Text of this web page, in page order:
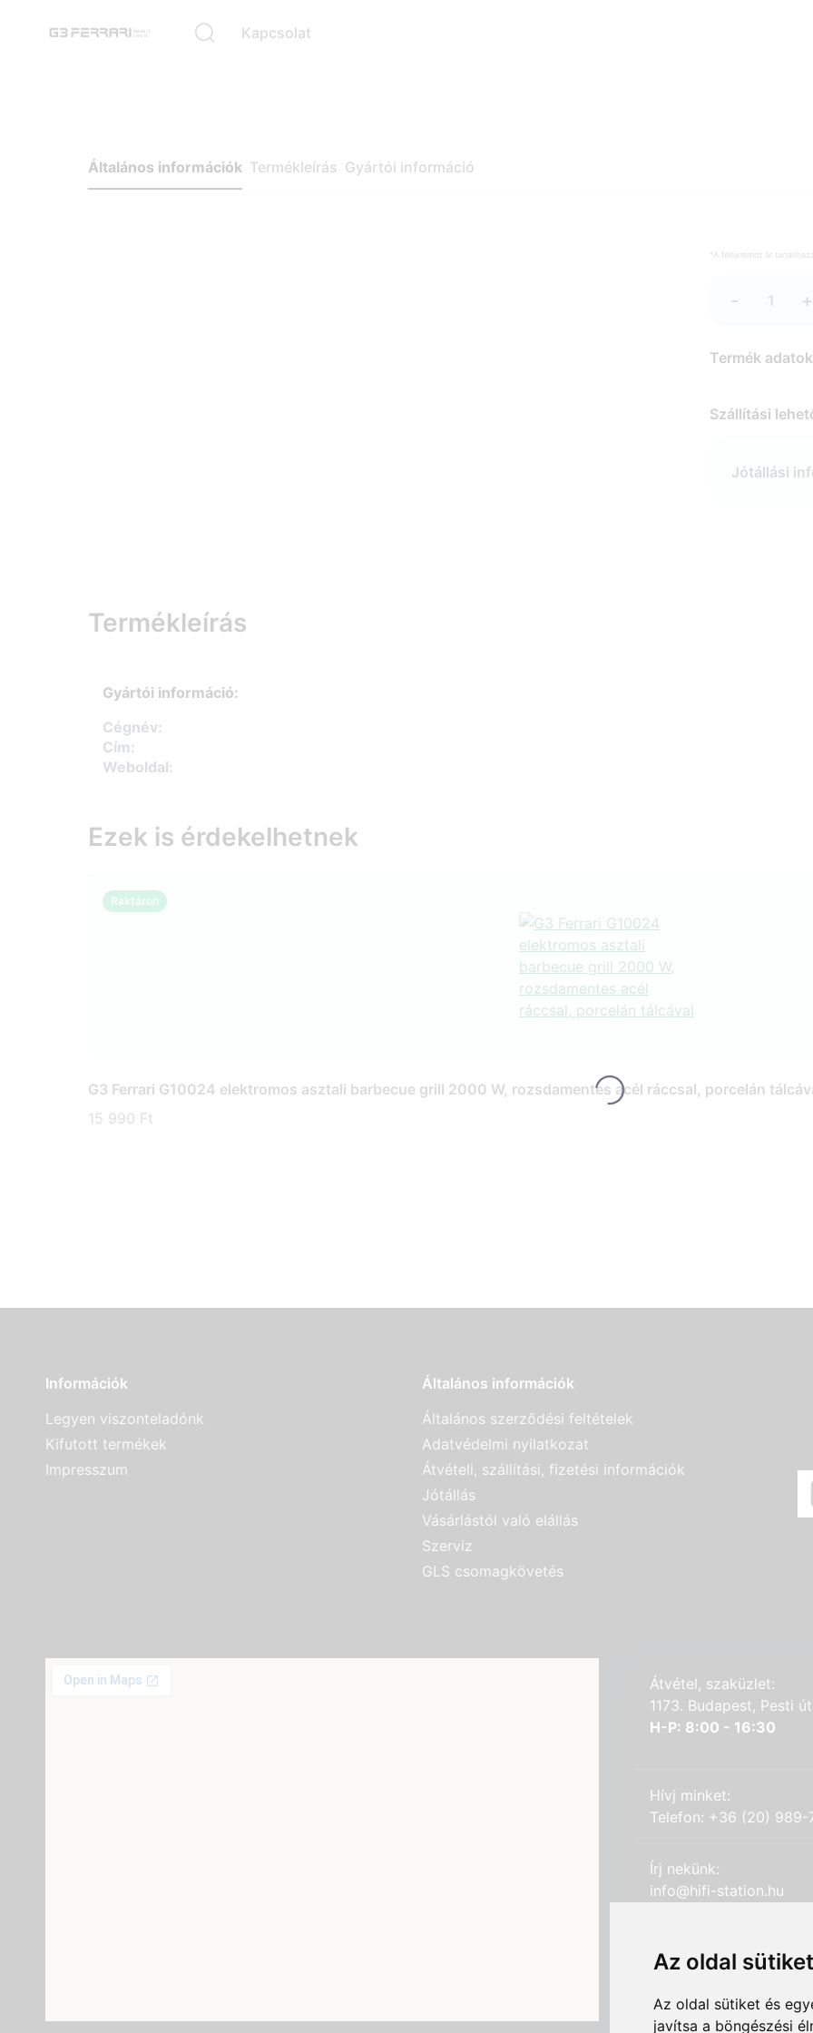
Az oldal
Az oldal sütiket és
javítsa a böngészési
Kapcsolat
Általános információk Termékleírás Gyártói információ
*A feltüntetett ár
- +
Termék adatok
Szállítási
Jótállási
Termékleírás
Gyártói információ:
Cégnév:
Cím:
Weboldal:
Ezek is érdekelhetnek
Raktáron
G3 Ferrari G10024 elektromos asztali barbecue grill 2000 W, rozsdamentes acél ráccsal, porcelán
15 990 Ft
Loading...
Információk
Legyen viszonteladónk
Kifutott termékek
Impresszum
Általános információk
Általános szerződési feltételek
Adatvédelmi nyilatkozat
Átvételi, szállítási, fizetési információk
Jótállás
Vásárlástól való elállás
Szerviz
GLS csomagkövetés
Átvétel, szaküzlet:
1173. Budapest, Pesti
H-P: 8:00 - 16:30
Hívj minket:
Telefon: +36 (20) 989-
Írj nekünk:
info@hifi-station.hu
Hifi Station Kft.
Cégjegyzékszám: 01-